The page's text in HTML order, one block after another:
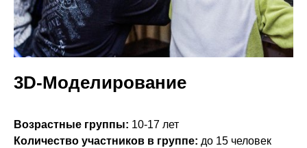
3D-Моделирование
Возрастные группы: 10-17 лет
Количество участников в группе: до 15 человек